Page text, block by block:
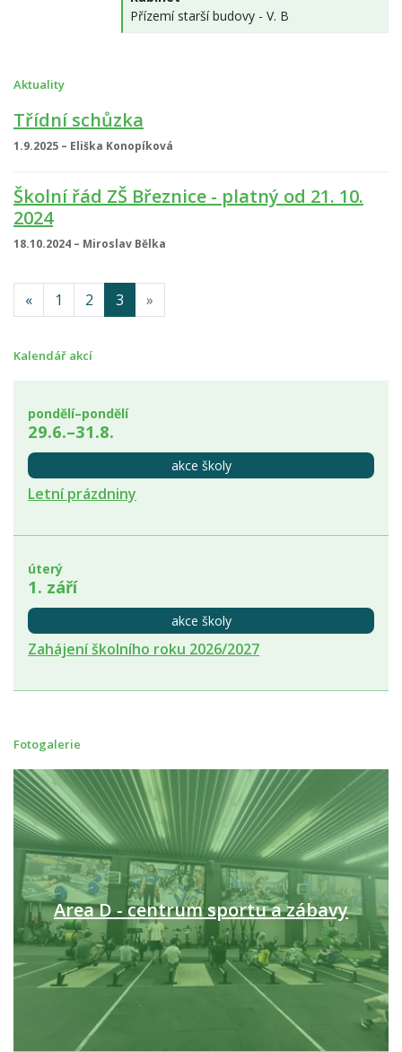
Přízemí starší budovy - V. B
Aktuality
Třídní schůzka
1.9.2025 – Eliška Konopíková
Školní řád ZŠ Březnice - platný od 21. 10.
2024
18.10.2024 – Miroslav Bělka
« 1 2 3 »
Kalendář akcí
pondělí–pondělí
29.6.–31.8.
akce školy
Letní prázdniny
úterý
1. září
akce školy
Zahájení školního roku 2026/2027
Fotogalerie
Area D - centrum sportu a zábavy